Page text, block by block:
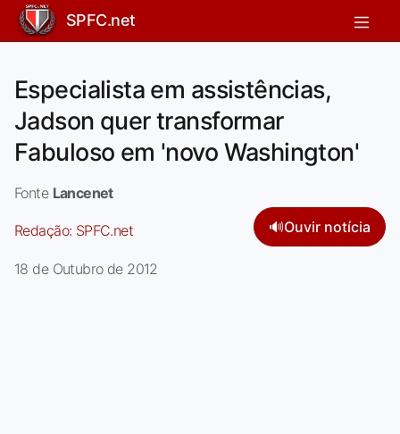
SPFC.net
Especialista em assistências,
Jadson quer transformar
Fabuloso em 'novo Washington'
Fonte Lancenet
Redação: SPFC.net 🔊Ouvir notícia
18 de Outubro de 2012